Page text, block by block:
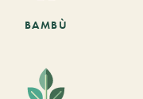
BAMBÙ